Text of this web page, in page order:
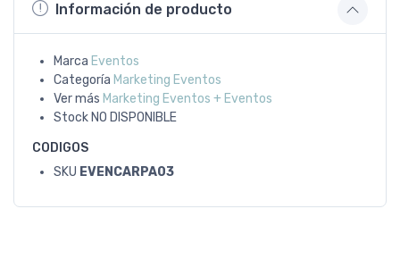
Información de producto
Marca Eventos
Categoría Marketing Eventos
Ver más Marketing Eventos + Eventos
Stock NO DISPONIBLE
CODIGOS
SKU EVENCARPA03